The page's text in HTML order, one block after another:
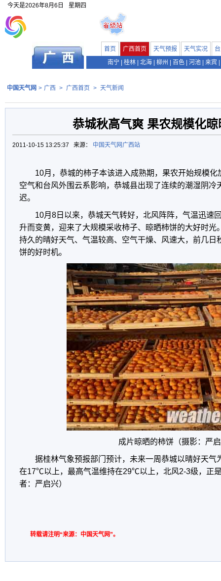
今天是2026年8月6日 星期四
首页 广西首页 天气预报 天气实况
南宁
桂林 北海 柳州 百色 河池 来宾
中国天气网 > 广西 > 广西首页 > 天气新闻
恭城秋高气爽 果农规模化晾
2011-10-15 13:25:37 来源： 中国天气网广西站
10月，恭城的柿子本该进入成熟期，果农开始规模
空气和台风外围云系影响，恭城县出现了连续的潮湿阴冷
迟。
10月8日以来，恭城天气转好，北风阵阵，气温迅速
升而变黄，迎来了大规模采收柿子、晾晒柿饼的大好时光
持久的晴好天气、气温较高、空气干燥、风速大，前几日
饼的好时机。
成片晾晒的柿饼（摄影：严
据桂林气象预报部门预计，未来一周恭城以晴好天气
在17℃以上，最高气温维持在29℃以上，北风2-3级，正
者：严启兴）
转载请注明“来源：中国天气网”。